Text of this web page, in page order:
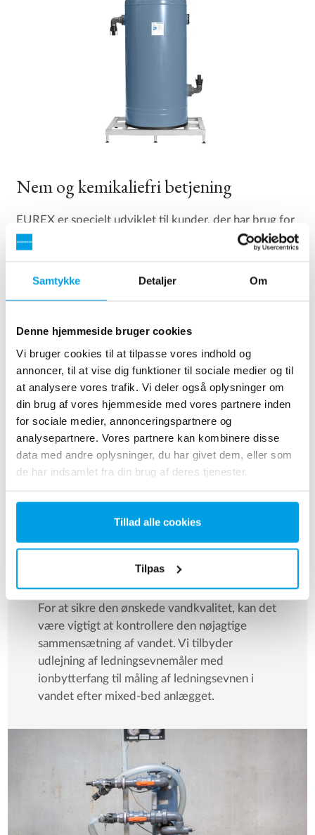
Samtykke Detaljer Om
Denne hjemmeside bruger cookies
Vi bruger cookies til at tilpasse vores indhold og
annoncer, til at vise dig funktioner til sociale medier og til
at analysere vores trafik. Vi deler også oplysninger om
din brug af vores hjemmeside med vores partnere inden
for sociale medier, annonceringspartnere og
analysepartnere. Vores partnere kan kombinere disse
data med andre oplysninger, du har givet dem, eller som
de har indsamlet fra din brug af deres tjenester.
Tillad alle cookies
Tilpas
Nem og kemikaliefri betjening
EUREX er specielt udviklet til kunder, der har brug for
midlertidigt demineraliseret vand af højeste kvalitet,
installationsstedet.
EUREX-enheden har en ydelse på op til 28 m³/h.
anlæggets kapacitet ledningsevne på under
0,2 μS/cm.
Kontakt os
TILVALG
Ledningsevnemåler
For at sikre den ønskede vandkvalitet, kan det
være vigtigt at kontrollere den nøjagtige
sammensætning af vandet. Vi tilbyder
udlejning af ledningsevnemåler med
ionbytterfang til måling af ledningsevnen i
vandet efter mixed-bed anlægget.